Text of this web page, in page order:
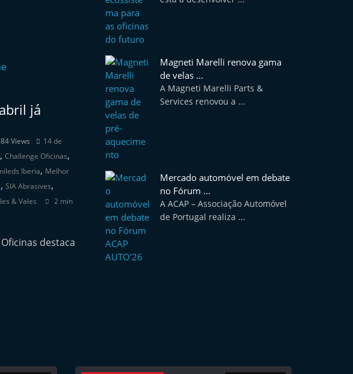
já
Views
14 de
,Challenge Oficinas,
Iberia, Melhor
,SIA Abrasives,
& Vales
2 min
destaca
Magneti Marelli renova gama
de velas ...
A Magneti Marelli Parts &
Services renovou a ...
Mercado automóvel em debate
no Fórum ...
A ACAP – Associação Automóvel
de Portugal realiza ...